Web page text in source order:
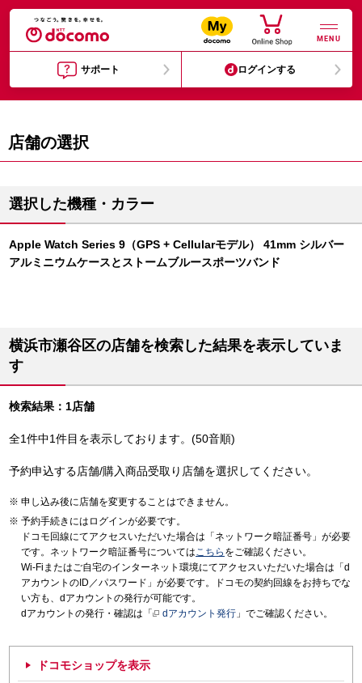
MENU
サポート ログインする
店舗の選択
選択した機種・カラー
Apple Watch Series 9（GPS + Cellularモデル） 41mm シルバー
アルミニウムケースとストームブルースポーツバンド
横浜市瀬谷区の店舗を検索した結果を表示していま
す
検索結果：1店舗
全1件中1件目を表示しております。(50音順)
予約申込する店舗/購入商品受取り店舗を選択してください。
申し込み後に店舗を変更することはできません。
予約手続きにはログインが必要です。
ドコモ回線にてアクセスいただいた場合は「ネットワーク暗証番号」が必要
です。ネットワーク暗証番号についてはこちら をご確認ください。
Wi-Fiまたはご自宅のインターネット環境にてアクセスいただいた場合は「d
アカウントのID／パスワード」が必要です。ドコモの契約回線をお持ちでな
い方も、dアカウントの発行が可能です。
dアカウントの発行・確認は「
dアカウント発行 」でご確認ください。
ドコモショップを表示